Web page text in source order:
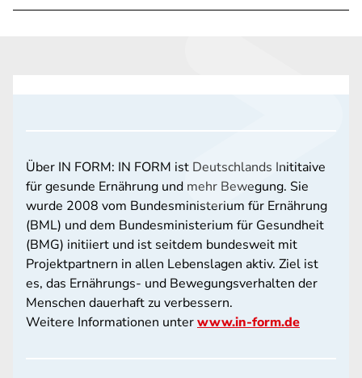
Über IN FORM: IN FORM ist Deutschlands Inititaive
für gesunde Ernährung und mehr Bewegung. Sie
wurde 2008 vom Bundesministerium für Ernährung
(BML) und dem Bundesministerium für Gesundheit
(BMG) initiiert und ist seitdem bundesweit mit
Projektpartnern in allen Lebenslagen aktiv. Ziel ist
es, das Ernährungs- und Bewegungsverhalten der
Menschen dauerhaft zu verbessern.
Weitere Informationen unterwww.in-form.de